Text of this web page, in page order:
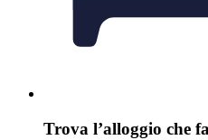
Trova l’alloggio che